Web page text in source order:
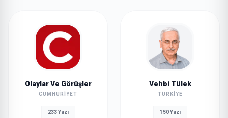
Olaylar Ve Görüşler
CUMHURIYET
233 Yazı
Vehbi Tülek
TÜRKIYE
150 Yazı